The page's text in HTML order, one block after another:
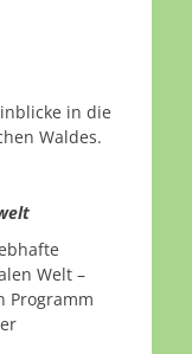
in die
Waldes.
Welt –
Programm